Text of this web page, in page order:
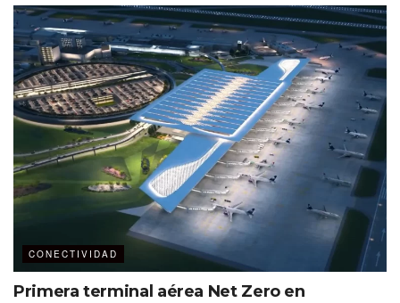
CONECTIVIDAD
Primera terminal aérea Net Zero en